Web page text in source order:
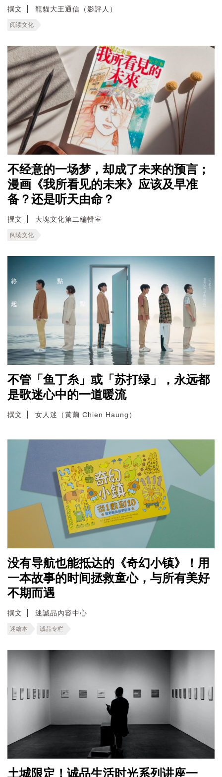
撰文 龍貓大王通信（影評人）
阅读文化
不经意的一场梦，却成了未来的预言；
漫画《我所看见的未来》应该及早准
备？还是听天由命？
撰文 大塊文化第二編輯室
阅读文化
不管「鱼丁糸」或「苏打绿」，永远都
是歌迷心中的一道暖流
撰文 女人迷（黃繭 Chien Haung）
没有导航也能抵达的《奇幻小镇》！用
一本故事的时间拯救童心，与所有美好
不期而遇
撰文 迷誠品內容中心
迷繪本 诚品专栏
土城限定！诚品生活时光系列讲座一